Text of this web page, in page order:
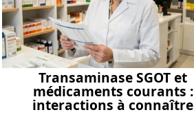
Transaminase SGOT et
médicaments courants :
interactions à connaître